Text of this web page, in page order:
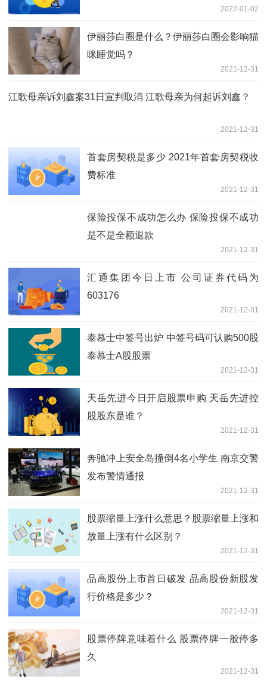
2022-01-02
伊丽莎白圈是什么？伊丽莎白圈会影响猫
咪睡觉吗？
2021-12-31
江歌母亲诉刘鑫案31日宣判取消 江歌母亲为何起诉刘鑫？
2021-12-31
首套房契税是多少 2021年首套房契税收
费标准
2021-12-31
保险投保不成功怎么办 保险投保不成功
是不是全额退款
2021-12-31
汇通集团今日上市 公司证券代码为
603176
2021-12-31
泰慕士中签号出炉 中签号码可认购500股
泰慕士A股股票
2021-12-31
天岳先进今日开启股票申购 天岳先进控
股股东是谁？
2021-12-31
奔驰冲上安全岛撞倒4名小学生 南京交警
发布警情通报
2021-12-31
股票缩量上涨什么意思？股票缩量上涨和
放量上涨有什么区别？
2021-12-31
品高股份上市首日破发 品高股份新股发
行价格是多少？
2021-12-31
股票停牌意味着什么 股票停牌一般停多
久
2021-12-31